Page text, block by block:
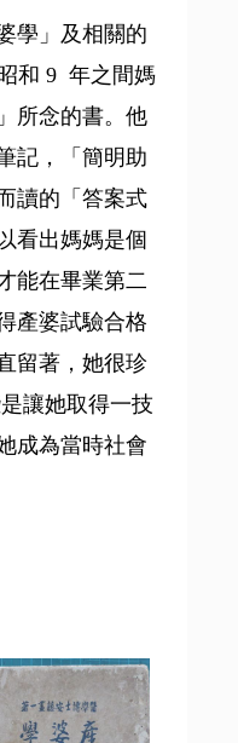
學」及相關的
和 9 年之間媽
所念的書。他
記，「簡明助
讀的「答案式
看出媽媽是個
能在畢業第二
產婆試驗合格
留著，她很珍
讓她取得一技
成為當時社會